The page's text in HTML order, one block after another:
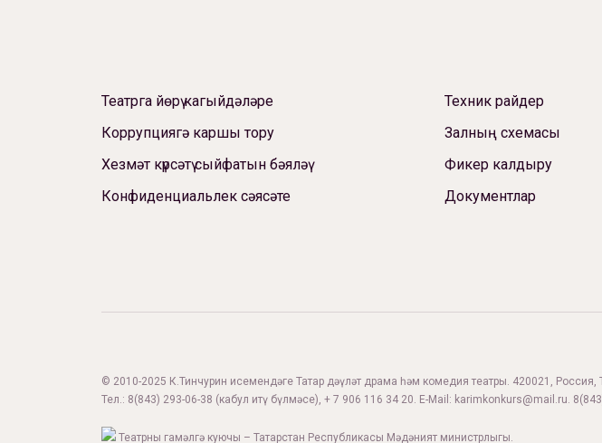
Театрга йөрү кагыйдәләре
Коррупциягә каршы тору
Хезмәт күрсәтү сыйфатын бәяләү
Конфиденциальлек сәясәте
Техник райдер
Залның схемасы
Фикер калдыру
Документлар
© 2010-2025 К.Тинчурин исемендәге Татар дәүләт драма һәм комедия театры. 420021, Россия,
Тел.: 8(843) 293-06-38 (кабул итү бүлмәсе), + 7 906 116 34 20. E-Mail: karimkonkurs@mail.ru.
Театрны гамәлгә куючы – Татарстан Республикасы Мәдәният министрлыгы.